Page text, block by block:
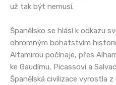
už tak být nemusí.
Španělsko se hlásí k odkazu
ohromným bohatstvím
Altamirou počínaje, přes
ke Gaudímu, Picassovi a
Španělská civilizace vyrostla